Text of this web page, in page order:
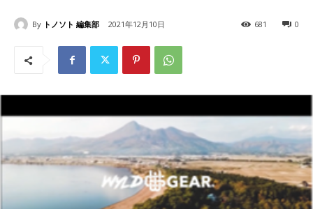
By トノソト 編集部 2021年12月10日 0
681